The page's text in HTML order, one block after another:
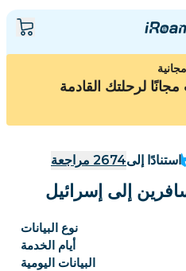
استنادًا إلى2674 مراجعة
نوع البيانات
أيام الخدمة
البيانات اليومية